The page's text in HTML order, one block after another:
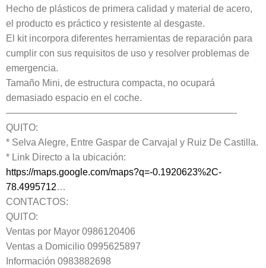
Hecho de plásticos de primera calidad y material de acero,
el producto es práctico y resistente al desgaste.
El kit incorpora diferentes herramientas de reparación para
cumplir con sus requisitos de uso y resolver problemas de
emergencia.
Tamaño Mini, de estructura compacta, no ocupará
demasiado espacio en el coche.
————————————————————————-
QUITO:
* Selva Alegre, Entre Gaspar de Carvajal y Ruiz De Castilla.
* Link Directo a la ubicación:
https://maps.google.com/maps?q=-0.1920623%2C-
78.4995712…
CONTACTOS:
QUITO:
Ventas por Mayor 0986120406
Ventas a Domicilio 0995625897
Información 0983882698